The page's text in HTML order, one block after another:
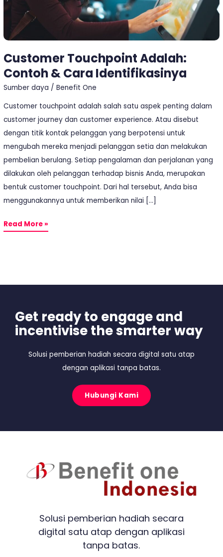
Customer Touchpoint Adalah:
Contoh & Cara Identifikasinya
Sumber daya /Benefit One
Customer touchpoint adalah salah satu aspek penting dalam
customer journey dan customer experience. Atau disebut
dengan titik kontak pelanggan yang berpotensi untuk
mengubah mereka menjadi pelanggan setia dan melakukan
pembelian berulang. Setiap pengalaman dan perjalanan yang
dilakukan oleh pelanggan terhadap bisnis Anda, merupakan
bentuk customer touchpoint. Dari hal tersebut, Anda bisa
menggunakannya untuk memberikan nilai […]
Read More »
Get ready to engage and
incentivise the smarter way
Solusi pemberian hadiah secara digital satu atap
dengan aplikasi tanpa batas.
Hubungi Kami
Solusi pemberian hadiah secara
digital satu atap dengan aplikasi
tanpa batas.